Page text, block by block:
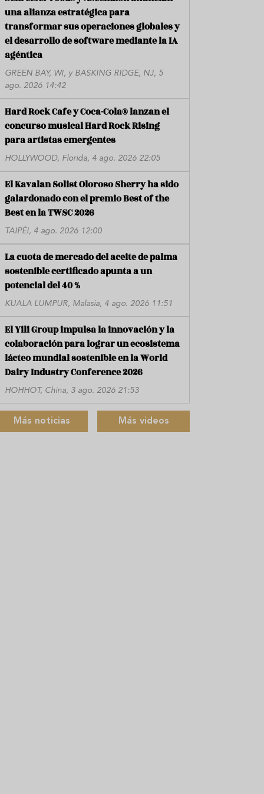
una alianza estratégica para
transformar sus operaciones globales y
el desarrollo de software mediante la IA
agéntica
GREEN BAY, WI, y BASKING RIDGE, NJ, 5
ago. 2026 14:42
Hard Rock Cafe y Coca-Cola® lanzan el
concurso musical Hard Rock Rising
para artistas emergentes
HOLLYWOOD, Florida, 4 ago. 2026 22:05
El Kavalan Solist Oloroso Sherry ha sido
galardonado con el premio Best of the
Best en la TWSC 2026
TAIPÉI, 4 ago. 2026 12:00
La cuota de mercado del aceite de palma
sostenible certificado apunta a un
potencial del 40 %
KUALA LUMPUR, Malasia, 4 ago. 2026 11:51
El Yili Group impulsa la innovación y la
colaboración para lograr un ecosistema
lácteo mundial sostenible en la World
Dairy Industry Conference 2026
HOHHOT, China, 3 ago. 2026 21:53
Más noticias Más videos